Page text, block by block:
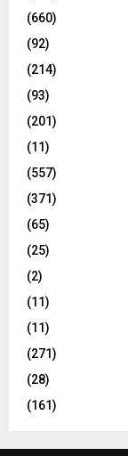
(660)
(92)
(214)
(93)
(201)
(11)
(557)
(371)
(65)
(25)
(2)
(11)
(11)
(271)
(28)
(161)